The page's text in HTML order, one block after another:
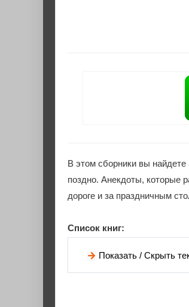
В этом сборники вы
поздно. Анекдоты, которые
дороге и за праздничным
Список книг:
Показать / Скрыть